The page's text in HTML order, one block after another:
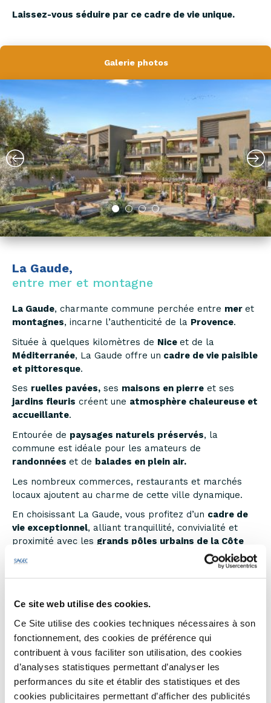
Ce site web utilise des cookies.
Ce Site utilise des cookies techniques nécessaires à son
fonctionnement, des cookies de préférence qui
contribuent à vous faciliter son utilisation, des cookies
d’analyses statistiques permettant d’analyser les
performances du site et établir des statistiques et des
cookies publicitaires permettant d’afficher des publicités
Laissez-vous séduire par ce cadre de vie unique.
Galerie photos
La Gaude,
entre mer et montagne
La Gaude, charmante commune perchée entre mer et
montagnes, incarne l’authenticité de la Provence.
Située à quelques kilomètres de Nice et de la
Méditerranée, La Gaude offre un cadre de vie paisible
et pittoresque.
Ses ruelles pavées, ses maisons en pierre et ses
jardins fleuris créent une atmosphère chaleureuse et
accueillante.
Entourée de paysages naturels préservés, la
commune est idéale pour les amateurs de
randonnées et de balades en plein air.
Les nombreux commerces, restaurants et marchés
locaux ajoutent au charme de cette ville dynamique.
En choisissant La Gaude, vous profitez d’un cadre de
vie exceptionnel, alliant tranquillité, convivialité et
proximité avec les grands pôles urbains de la Côte